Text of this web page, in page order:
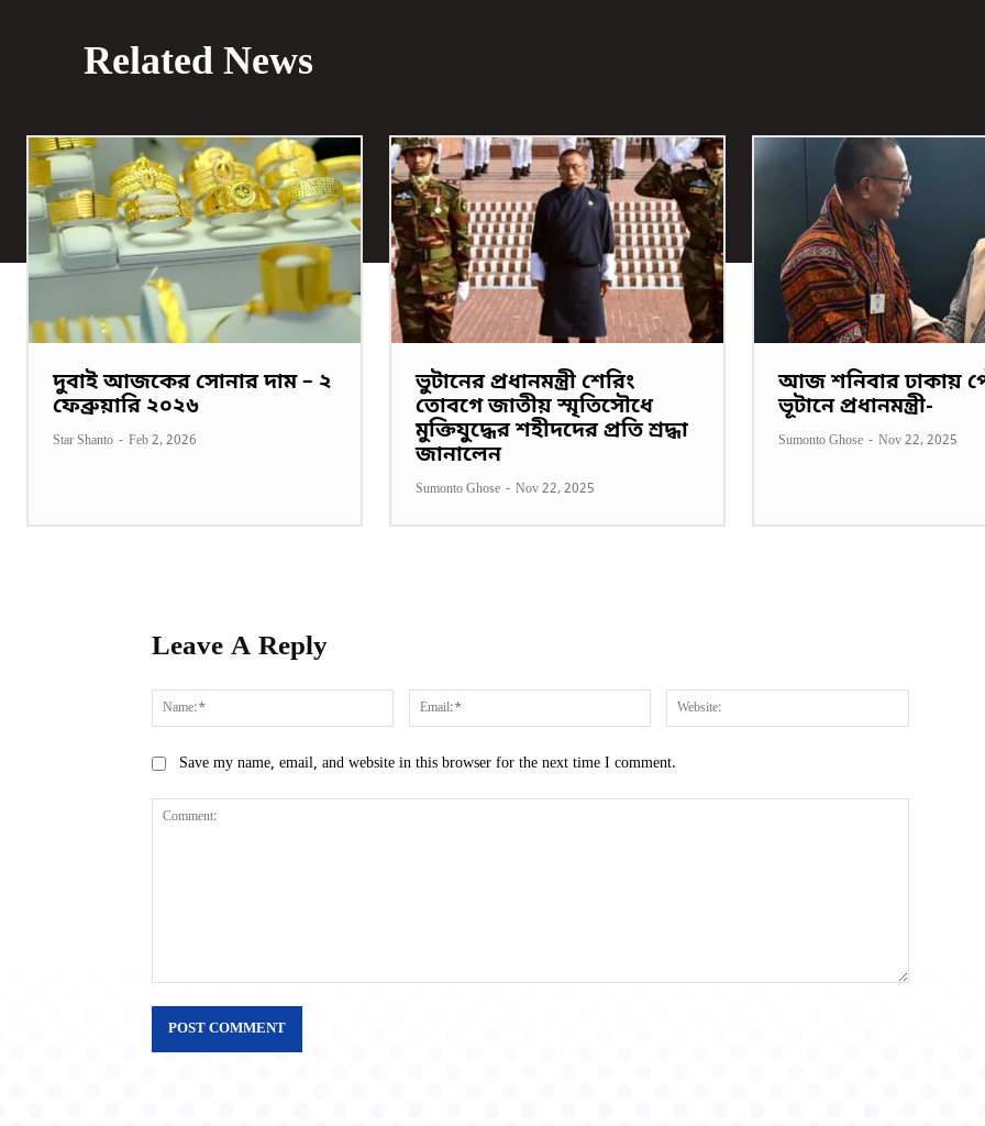
Related News
দুবাই আজকের সোনার দাম – ২
ফেব্রুয়ারি ২০২৬
Star Shanto - Feb 2, 2026
ভুটানের প্রধানমন্ত্রী শেরিং
তোবগে জাতীয় স্মৃতিসৌধে
মুক্তিযুদ্ধের শহীদদের প্রতি শ্রদ্ধা
জানালেন
Sumonto Ghose - Nov 22, 2025
আজ শনিবার ঢাকায়
ভূটানে প্রধানমন্ত্রী-
Sumonto Ghose - Nov 22, 2025
Leave A Reply
Name:* Email:*
Save my name, email, and website in this browser for the next time I comment.